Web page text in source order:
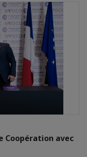
Coopération avec